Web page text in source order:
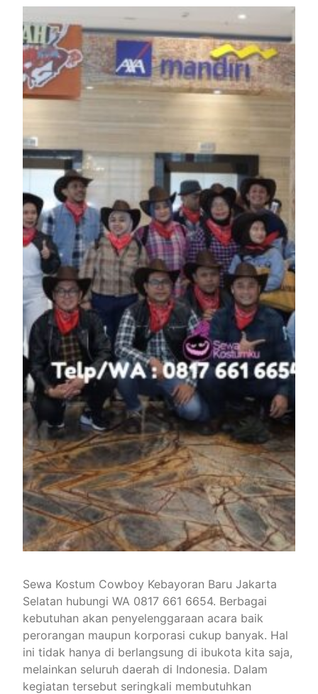
Sewa Kostum Cowboy Kebayoran Baru Jakarta
Selatan hubungi WA 0817 661 6654. Berbagai
kebutuhan akan penyelenggaraan acara baik
perorangan maupun korporasi cukup banyak. Hal
ini tidak hanya di berlangsung di ibukota kita saja,
melainkan seluruh daerah di Indonesia. Dalam
kegiatan tersebut seringkali membutuhkan